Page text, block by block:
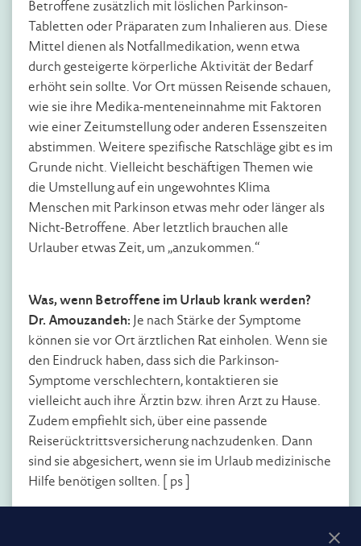
Betroffene zusätzlich mit löslichen Parkinson-
Tabletten oder Präparaten zum Inhalieren aus. Diese
Mittel dienen als Notfallmedikation, wenn etwa
durch gesteigerte körperliche Aktivität der Bedarf
erhöht sein sollte. Vor Ort müssen Reisende schauen,
wie sie ihre Medika-menteneinnahme mit Faktoren
wie einer Zeitumstellung oder anderen Essenszeiten
abstimmen. Weitere spezifische Ratschläge gibt es im
Grunde nicht. Vielleicht beschäftigen Themen wie
die Umstellung auf ein ungewohntes Klima
Menschen mit Parkinson etwas mehr oder länger als
Nicht-Betroffene. Aber letztlich brauchen alle
Urlauber etwas Zeit, um „anzukommen.“
Was, wenn Betroffene im Urlaub krank werden?
Dr. Amouzandeh: Je nach Stärke der Symptome
können sie vor Ort ärztlichen Rat einholen. Wenn sie
den Eindruck haben, dass sich die Parkinson-
Symptome verschlechtern, kontaktieren sie
vielleicht auch ihre Ärztin bzw. ihren Arzt zu Hause.
Zudem empfiehlt sich, über eine passende
Reiserücktrittsversicherung nachzudenken. Dann
sind sie abgesichert, wenn sie im Urlaub medizinische
Hilfe benötigen sollten. [ ps ]